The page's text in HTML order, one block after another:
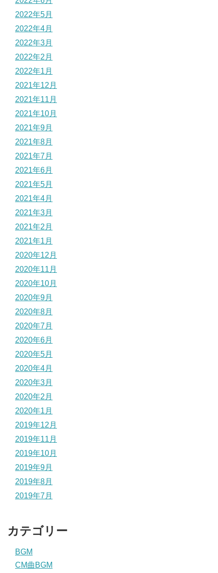
2022年5月
2022年4月
2022年3月
2022年2月
2022年1月
2021年12月
2021年11月
2021年10月
2021年9月
2021年8月
2021年7月
2021年6月
2021年5月
2021年4月
2021年3月
2021年2月
2021年1月
2020年12月
2020年11月
2020年10月
2020年9月
2020年8月
2020年7月
2020年6月
2020年5月
2020年4月
2020年3月
2020年2月
2020年1月
2019年12月
2019年11月
2019年10月
2019年9月
2019年8月
2019年7月
カテゴリー
BGM
CM曲BGM